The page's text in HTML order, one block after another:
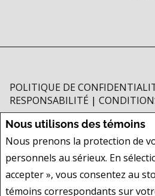
Nous utilisons des témoins
Nous prenons la protection de
personnels au sérieux. En
accepter », vous consentez au
témoins correspondants sur
POLITIQUE DE
RESPONSABILITÉ |
toutefois pas garantie et doit être vérifiée
garantie ni représentation de quelque
à l'exactitude desdits renseignements. Ne
ou vendeurs, propriétaires ou locataires
REALTOR®, REALTORS® et le logo